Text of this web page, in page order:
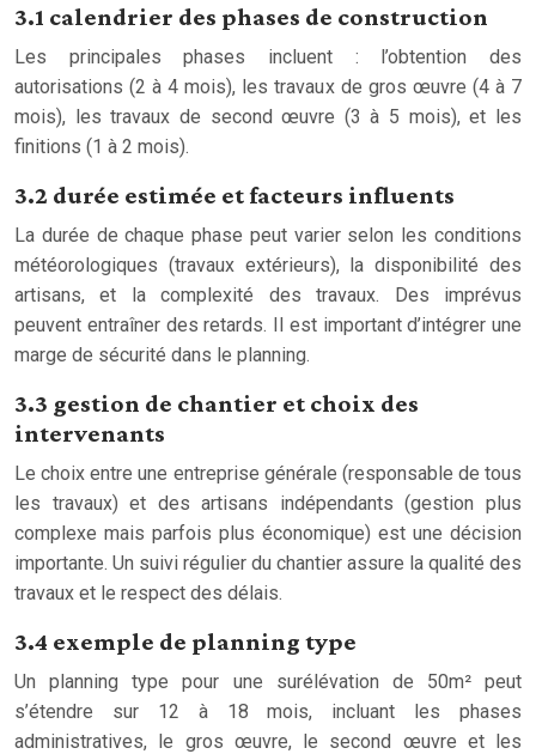
3.1 calendrier des phases de construction
Les principales phases incluent : l’obtention des
autorisations (2 à 4 mois), les travaux de gros œuvre (4 à 7
mois), les travaux de second œuvre (3 à 5 mois), et les
finitions (1 à 2 mois).
3.2 durée estimée et facteurs influents
La durée de chaque phase peut varier selon les conditions
météorologiques (travaux extérieurs), la disponibilité des
artisans, et la complexité des travaux. Des imprévus
peuvent entraîner des retards. Il est important d’intégrer une
marge de sécurité dans le planning.
3.3 gestion de chantier et choix des
intervenants
Le choix entre une entreprise générale (responsable de tous
les travaux) et des artisans indépendants (gestion plus
complexe mais parfois plus économique) est une décision
importante. Un suivi régulier du chantier assure la qualité des
travaux et le respect des délais.
3.4 exemple de planning type
Un planning type pour une surélévation de 50m² peut
s’étendre sur 12 à 18 mois, incluant les phases
administratives, le gros œuvre, le second œuvre et les